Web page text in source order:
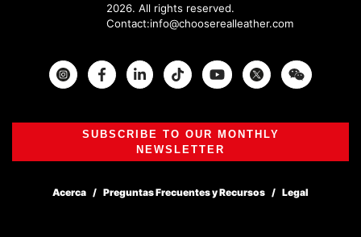
2026. All rights reserved.
Contact:info@chooserealleather.com
InstagramFacebook Twitter
SUBSCRIBE TO OUR MONTHLY
NEWSLETTER
Acerca Preguntas Frecuentes y Recursos Legal